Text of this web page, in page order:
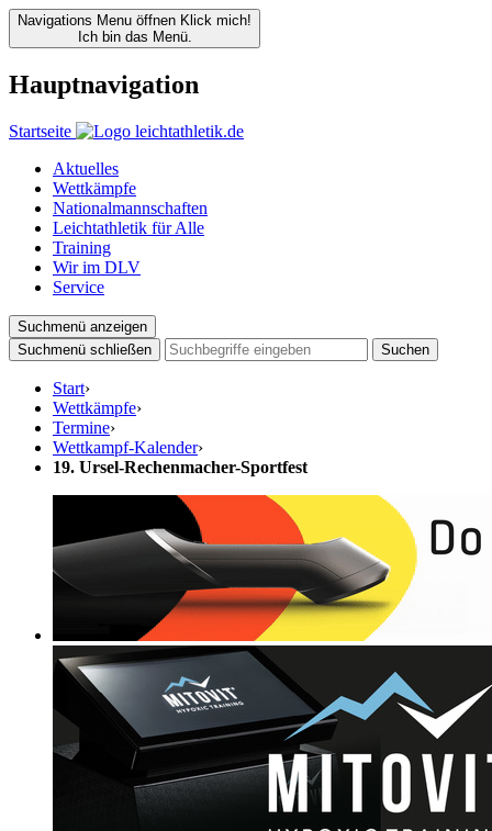
Navigations Menu öffnen Klick mich!
Ich bin das Menü.
Hauptnavigation
Startseite
Aktuelles
Wettkämpfe
Nationalmannschaften
Leichtathletik für Alle
Training
Wir im DLV
Service
Suchmenü anzeigen
Suchmenü schließen
Suchen
Start›
Wettkämpfe›
Termine›
Wettkampf-Kalender›
19. Ursel-Rechenmacher-Sportfest